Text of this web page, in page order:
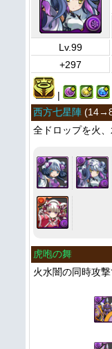
Lv.99
+297
|
西方七星陣 (
全ドロップを火、
虎咆の舞
火水闇の同時攻撃